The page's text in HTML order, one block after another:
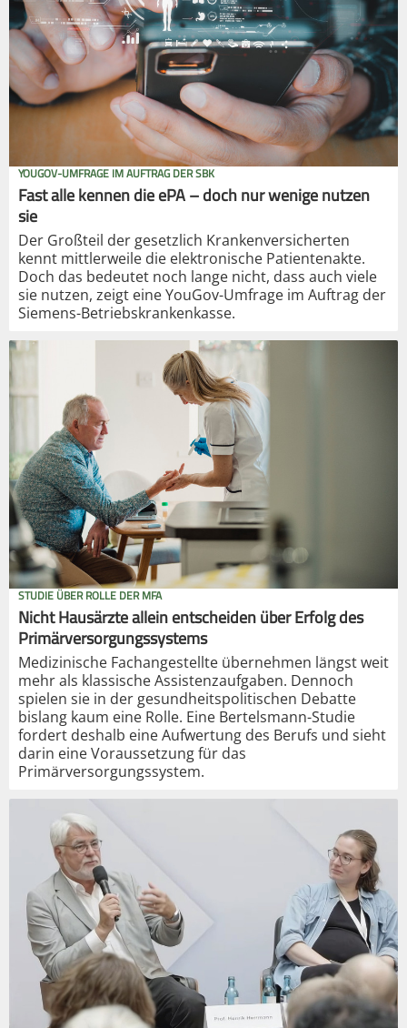
YOUGOV-UMFRAGE IM AUFTRAG DER SBK
Fast alle kennen die ePA – doch nur wenige nutzen
sie
Der Großteil der gesetzlich Krankenversicherten
kennt mittlerweile die elektronische Patientenakte.
Doch das bedeutet noch lange nicht, dass auch viele
sie nutzen, zeigt eine YouGov-Umfrage im Auftrag der
Siemens-Betriebskrankenkasse.
STUDIE ÜBER ROLLE DER MFA
Nicht Hausärzte allein entscheiden über Erfolg des
Primärversorgungssystems
Medizinische Fachangestellte übernehmen längst weit
mehr als klassische Assistenzaufgaben. Dennoch
spielen sie in der gesundheitspolitischen Debatte
bislang kaum eine Rolle. Eine Bertelsmann-Studie
fordert deshalb eine Aufwertung des Berufs und sieht
darin eine Voraussetzung für das
Primärversorgungssystem.